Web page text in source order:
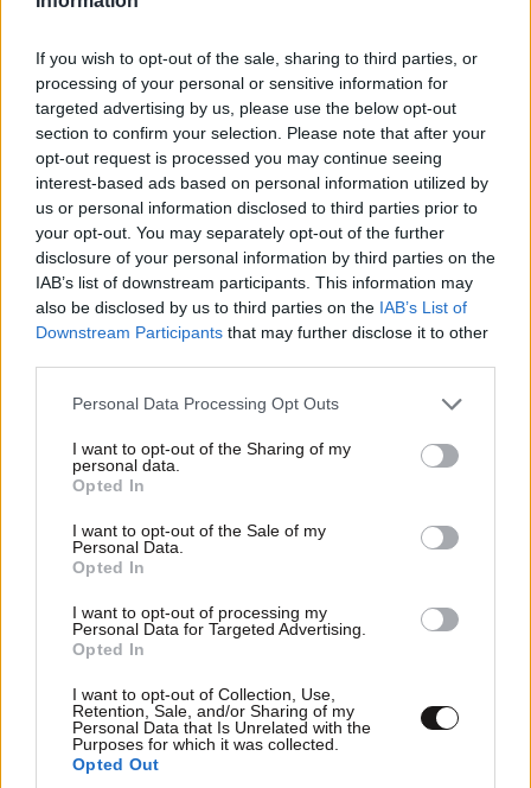
If you wish to opt-out of the sale, sharing to third parties, or
processing of your personal or sensitive information for
targeted advertising by us, please use the below opt-out
section to confirm your selection. Please note that after your
opt-out request is processed you may continue seeing
interest-based ads based on personal information utilized by
us or personal information disclosed to third parties prior to
your opt-out. You may separately opt-out of the further
disclosure of your personal information by third parties on the
IAB’s list of downstream participants. This information may
also be disclosed by us to third parties on the IAB’s List of
Downstream Participants that may further disclose it to other
Please note that this website/app uses one or more Google
not limited to your visit or usage behaviour. You may click to
grant or deny consent to Google and its third-party tags to
use your data for below specified purposes in below Google
consent section.
Personal Data Processing Opt Outs
I want to opt-out of the Sharing of my
personal data.
Opted In
I want to opt-out of the Sale of my
Personal Data.
Opted In
I want to opt-out of processing my
Personal Data for Targeted Advertising.
Opted In
I want to opt-out of Collection, Use,
Retention, Sale, and/or Sharing of my
Personal Data that Is Unrelated with the
Purposes for which it was collected.
Opted Out
Ποταπος 06·06·2026 16:04
μέχρι την Αμερικη
Απαντήστε
TRENDING